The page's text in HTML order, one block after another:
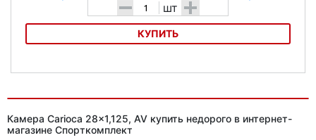
- шт +
КУПИТЬ
Камера Carioca 28x1,125, AV купить недорого в интернет-
магазине Спорткомплект